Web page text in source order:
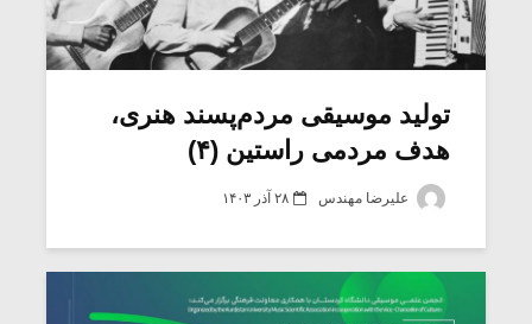
تولید موسیقی مردم‌پسند هنری،
هدف مردمی راستین (۴)
علیرضا مهندس ۲۸ آذر ۱۴۰۳